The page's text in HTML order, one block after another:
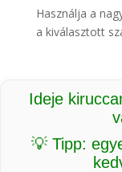
Használja a
a kiválasztott
Ideje
💡 Tipp: